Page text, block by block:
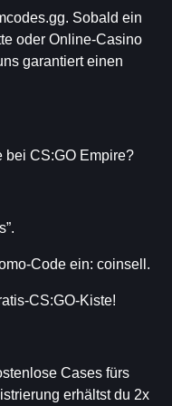
Sobald ein
oder Online-Casino
garantiert einen
bei CS:GO Empire?
Code ein: coinsell.
CS:GO-Kiste!
Cases fürs
erhältst du 2x